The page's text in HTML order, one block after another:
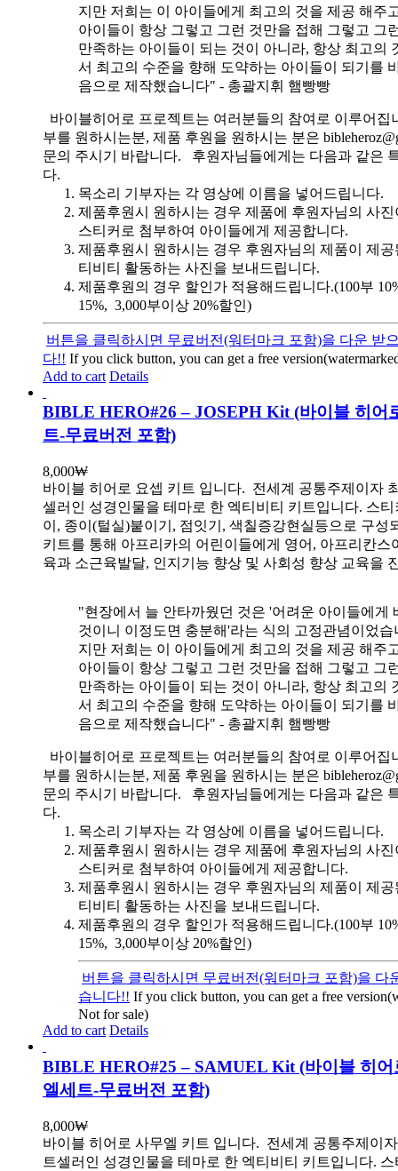
지만 저희는 이 아이들에게 최고의 것을 제공 해주
아이들이 항상 그렇고 그런 것만을 접해 그렇고 그
만족하는 아이들이 되는 것이 아니라, 항상 최고의
서 최고의 수준을 향해 도약하는 아이들이 되기를
음으로 제작했습니다" - 총괄지휘 햄빵빵
바이블히어로 프로젝트는 여러분들의 참여로 이루어집
부를 원하시는분, 제품 후원을 원하시는 분은
문의 주시기 바랍니다. 후원자님들에게는 다음과 같은
다.
목소리 기부자는 각 영상에 이름을 넣어드립니다.
제품후원시 원하시는 경우 제품에 후원자님의 사
스티커로 첨부하여 아이들에게 제공합니다.
제품후원시 원하시는 경우 후원자님의 제품이 제
티비티 활동하는 사진을 보내드립니다.
제품후원의 경우 할인가 적용해드립니다.(100부
15%, 3,000부이상 20%할인)
버튼을 클릭하시면 무료버전(워터마크 포함)을 다운 받
다!! If you click button, you can get a free
Add to cart Details
BIBLE HERO#26 – JOSEPH Kit (바이블 히어
트-무료버전 포함)
8,000₩
바이블 히어로 요셉 키트 입니다. 전세계 공통주제이자
셀러인 성경인물을 테마로 한 엑티비티 키트입니다. 스
이, 종이(털실)붙이기, 점잇기, 색칠증강현실등으로 구성
키트를 통해 아프리카의 어린이들에게 영어, 아프리칸스
육과 소근육발달, 인지기능 향상 및 사회성 향상 교육을
"현장에서 늘 안타까웠던 것은 '어려운 아이들에게
것이니 이정도면 충분해'라는 식의 고정관념이었습
지만 저희는 이 아이들에게 최고의 것을 제공 해주
아이들이 항상 그렇고 그런 것만을 접해 그렇고 그
만족하는 아이들이 되는 것이 아니라, 항상 최고의
서 최고의 수준을 향해 도약하는 아이들이 되기를
음으로 제작했습니다" - 총괄지휘 햄빵빵
바이블히어로 프로젝트는 여러분들의 참여로 이루어집
부를 원하시는분, 제품 후원을 원하시는 분은
문의 주시기 바랍니다. 후원자님들에게는 다음과 같은
다.
목소리 기부자는 각 영상에 이름을 넣어드립니다.
제품후원시 원하시는 경우 제품에 후원자님의 사
스티커로 첨부하여 아이들에게 제공합니다.
제품후원시 원하시는 경우 후원자님의 제품이 제
티비티 활동하는 사진을 보내드립니다.
제품후원의 경우 할인가 적용해드립니다.(100부
15%, 3,000부이상 20%할인)
버튼을 클릭하시면 무료버전(워터마크 포함)을 다
습니다!! If you click button, you can get a free
Not for sale)
Add to cart Details
BIBLE HERO#25 – SAMUEL Kit (바이블 히어
엘세트-무료버전 포함)
8,000₩
바이블 히어로 사무엘 키트 입니다. 전세계 공통주제이
트셀러인 성경인물을 테마로 한 엑티비티 키트입니다.